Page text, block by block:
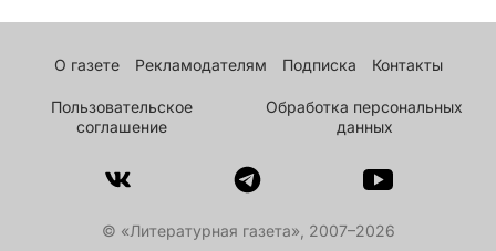
О газете Рекламодателям Подписка Контакты
Пользовательское
соглашение
Обработка персональных
данных
© «Литературная газета», 2007–2026